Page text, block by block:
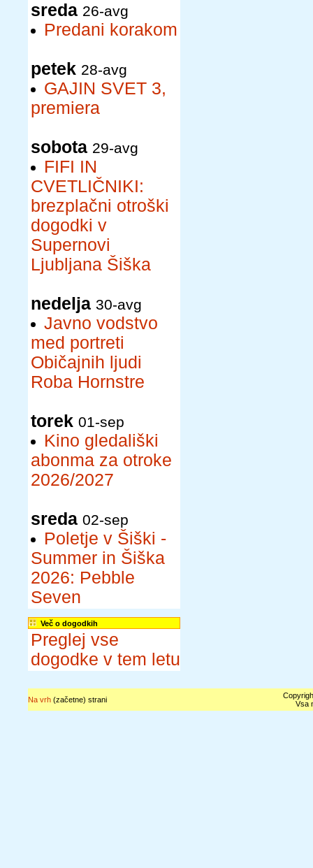
sreda 26-avg
Predani korakom
petek 28-avg
GAJIN SVET 3,
premiera
sobota 29-avg
FIFI IN
CVETLIČNIKI:
brezplačni otroški
dogodki v
Supernovi
Ljubljana Šiška
nedelja 30-avg
Javno vodstvo
med portreti
Običajnih ljudi
Roba Hornstre
torek 01-sep
Kino gledališki
abonma za otroke
2026/2027
sreda 02-sep
Poletje v Šiški -
Summer in Šiška
2026: Pebble
Seven
Več o dogodkih
Preglej vse
dogodke v tem letu
Na vrh(začetne) strani
Vsa